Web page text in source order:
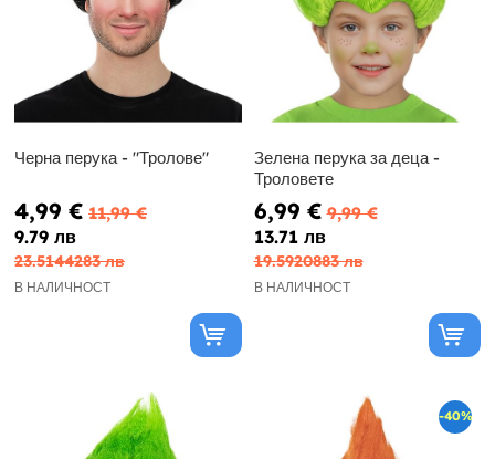
Черна перука - "Тролове"
4,99 € 11,99 €
9.79 лв
23.5144283 лв
В НАЛИЧНОСТ
Зелена перука за деца -
Троловете
6,99 € 9,99 €
13.71 лв
19.5920883 лв
В НАЛИЧНОСТ
-40%